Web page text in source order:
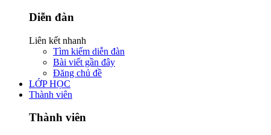
Diễn đàn
Liên kết nhanh
Tìm kiếm diễn đàn
Bài viết gần đây
Đăng chủ đề
LỚP HỌC
Thành viên
Thành viên